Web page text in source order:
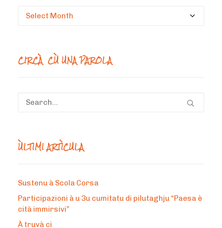
Circà
CIRCÀ CÙ UNA PAROLA
ÙLTIMI ARTÌCULA
Sustenu à Scola Corsa
Participazioni à u 3u cumitatu di pilutaghju “Paesa è
cità immirsivi”
À truvà ci